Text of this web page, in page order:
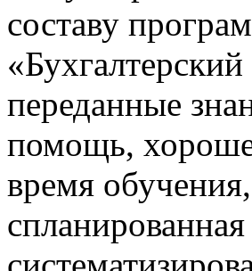
составу
переданные
помощь,
время